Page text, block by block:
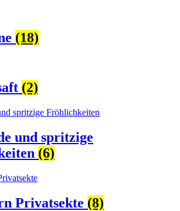
(18)
(2)
und spritzige
(6)
Privatsekte (8)